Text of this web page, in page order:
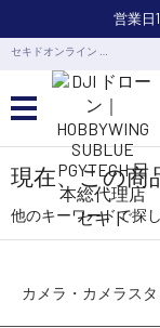
営業日
セキドオンライン …
カメラドローン
カメラ・スタビ
現在、この商
他のキーワードで探
カメラ・カメラス